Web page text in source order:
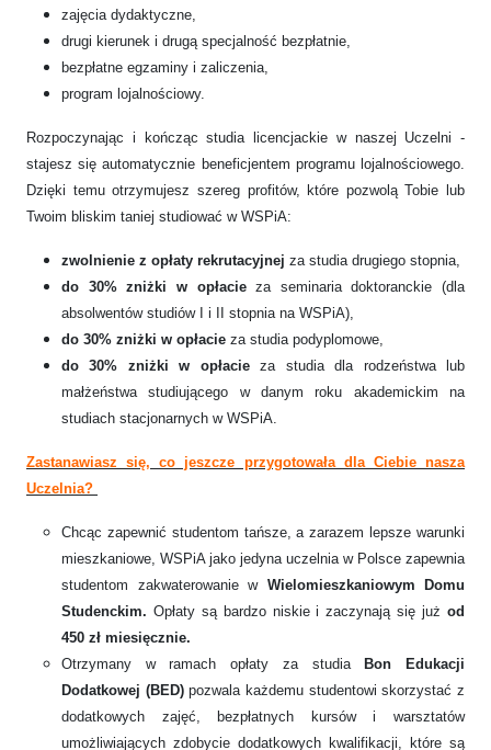
zajęcia dydaktyczne,
drugi kierunek i drugą specjalność bezpłatnie,
bezpłatne egzaminy i zaliczenia,
program lojalnościowy.
Rozpoczynając i kończąc studia licencjackie w naszej Uczelni -
stajesz się automatycznie beneficjentem programu lojalnościowego.
Dzięki temu otrzymujesz szereg profitów, które pozwolą Tobie lub
Twoim bliskim taniej studiować w WSPiA:
zwolnienie z opłaty rekrutacyjnej za studia drugiego stopnia,
do 30% zniżki w opłacieza seminaria doktoranckie (dla
absolwentów studiów I i II stopnia na WSPiA),
do 30% zniżki w opłacie za studia podyplomowe,
do 30% zniżki w opłacieza studia dla rodzeństwa lub
małżeństwa studiującego w danym roku akademickim na
studiach stacjonarnych w WSPiA.
Zastanawiasz się, co jeszcze przygotowała dla Ciebie nasza
Uczelnia?
Chcąc zapewnić studentom tańsze, a zarazem lepsze warunki
mieszkaniowe, WSPiA jako jedyna uczelnia w Polsce zapewnia
studentom zakwaterowanie w Wielomieszkaniowym Domu
Studenckim. Opłaty są bardzo niskie i zaczynają się jużod
450 zł miesięcznie.
Otrzymany w ramach opłaty za studia
Bon Edukacji
Dodatkowej (BED)pozwala każdemu studentowi skorzystać z
dodatkowych zajęć, bezpłatnych kursów i warsztatów
umożliwiających zdobycie dodatkowych kwalifikacji, które są